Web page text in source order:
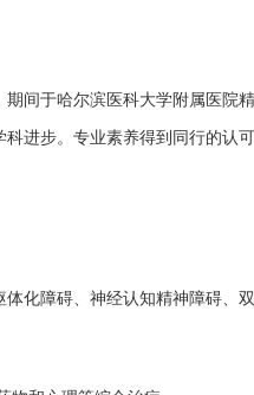
间于哈尔滨医科大学附属医院
进步。专业素养得到同行的认
化障碍、神经认知精神障碍、